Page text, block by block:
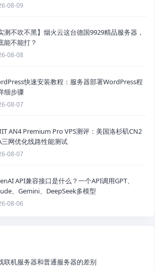
08-09
测不吹不黑】烟火云这台德国9929精品服务器，
能不能打？
08-08
快速安装教程：服务器部署WordPress程
细步骤
08-07
AN4 Premium Pro VPS测评：美国洛杉矶CN2
三网优化线路性能测试
08-07
API兼容接口是什么？一个API调用GPT、
、Gemini、DeepSeek多模型
08-06
联机服务器和普通服务器的差别